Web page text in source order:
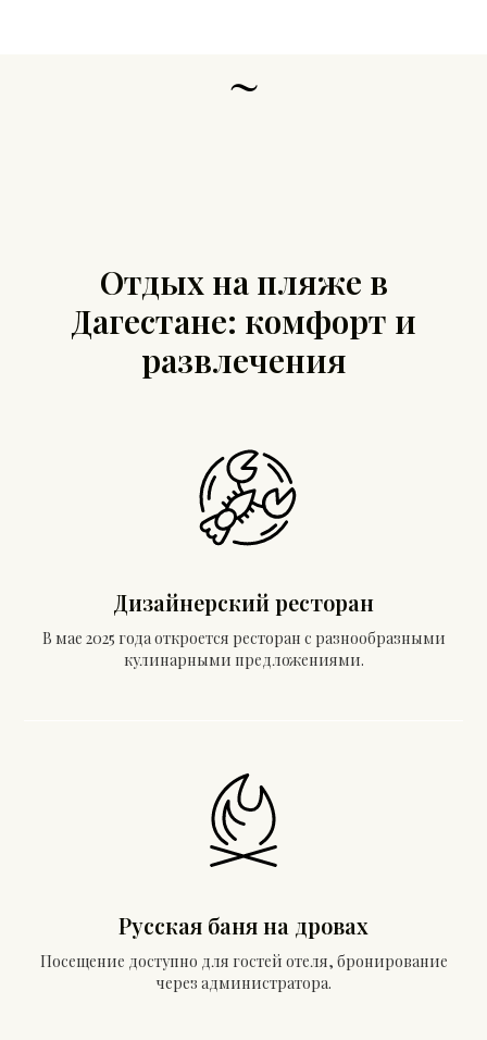
~
Отдых на пляже в
Дагестане: комфорт и
развлечения
Дизайнерский ресторан
В мае 2025 года откроется ресторан с разнообразными
кулинарными предложениями.
Русская баня на дровах
Посещение доступно для гостей отеля, бронирование
через администратора.